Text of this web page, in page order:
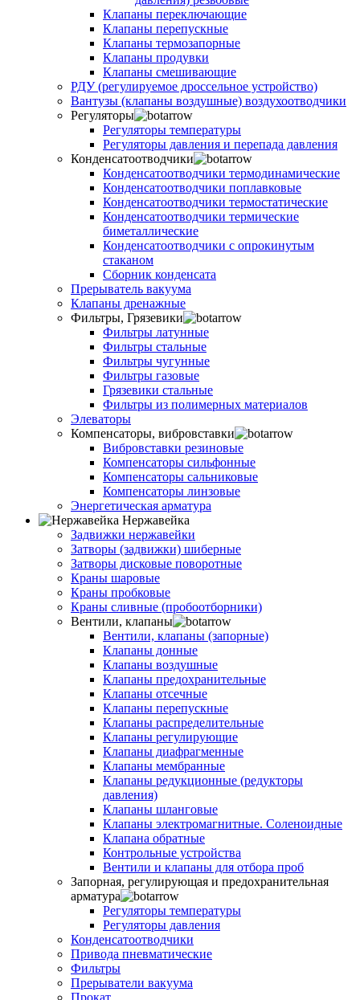
Клапаны переключающие
Клапаны перепускные
Клапаны термозапорные
Клапаны продувки
Клапаны смешивающие
РДУ (регулируемое дроссельное устройство)
Вантузы (клапаны воздушные) воздухоотводчики
Регуляторы
Регуляторы температуры
Регуляторы давления и перепада давления
Конденсатоотводчики
Конденсатоотводчики термодинамические
Конденсатоотводчики поплавковые
Конденсатоотводчики термостатические
Конденсатоотводчики термические
биметаллические
Конденсатоотводчики с опрокинутым
стаканом
Сборник конденсата
Прерыватель вакуума
Клапаны дренажные
Фильтры, Грязевики
Фильтры латунные
Фильтры стальные
Фильтры чугунные
Фильтры газовые
Грязевики стальные
Фильтры из полимерных материалов
Элеваторы
Компенсаторы, вибровставки
Вибровставки резиновые
Компенсаторы сильфонные
Компенсаторы сальниковые
Компенсаторы линзовые
Энергетическая арматура
Нержавейка
Задвижки нержавейки
Затворы (задвижки) шиберные
Затворы дисковые поворотные
Краны шаровые
Краны пробковые
Краны сливные (пробоотборники)
Вентили, клапаны
Вентили, клапаны (запорные)
Клапаны донные
Клапаны воздушные
Клапаны предохранительные
Клапаны отсечные
Клапаны перепускные
Клапаны распределительные
Клапаны регулирующие
Клапаны диафрагменные
Клапаны мембранные
Клапаны редукционные (редукторы
давления)
Клапаны шланговые
Клапаны электромагнитные. Соленоидные
Клапана обратные
Контрольные устройства
Вентили и клапаны для отбора проб
Запорная, регулирующая и предохранительная
арматура
Регуляторы температуры
Регуляторы давления
Конденсатоотводчики
Привода пневматические
Фильтры
Прерыватели вакуума
Прокат